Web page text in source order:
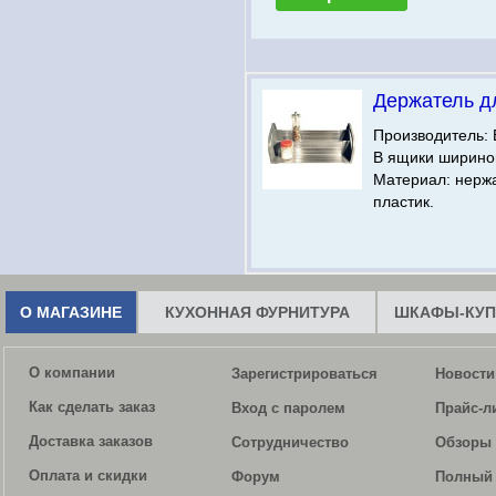
Держатель
Производитель:
В ящики
Материал:
пластик.
О МАГАЗИНЕ КУХОННАЯ ФУРНИТУРА ШКАФЫ-
О компании
Как сделать заказ
Доставка заказов
Оплата и скидки
Зарегистрироваться
Вход с паролем
Сотрудничество
Форум
Новости
Прайс-
Обзоры
Полный